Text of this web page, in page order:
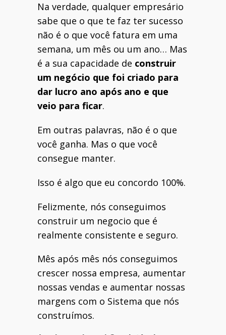
Na verdade, qualquer empresário
sabe que o que te faz ter sucesso
não é o que você fatura em uma
semana, um mês ou um ano… Mas
é a sua capacidade de construir
um negócio que foi criado para
dar lucro ano após ano e que
veio para ficar.
Em outras palavras, não é o que
você ganha. Mas o que você
consegue manter.
Isso é algo que eu concordo 100%.
Felizmente, nós conseguimos
construir um negocio que é
realmente consistente e seguro.
Mês após mês nós conseguimos
crescer nossa empresa, aumentar
nossas vendas e aumentar nossas
margens com o Sistema que nós
construímos.